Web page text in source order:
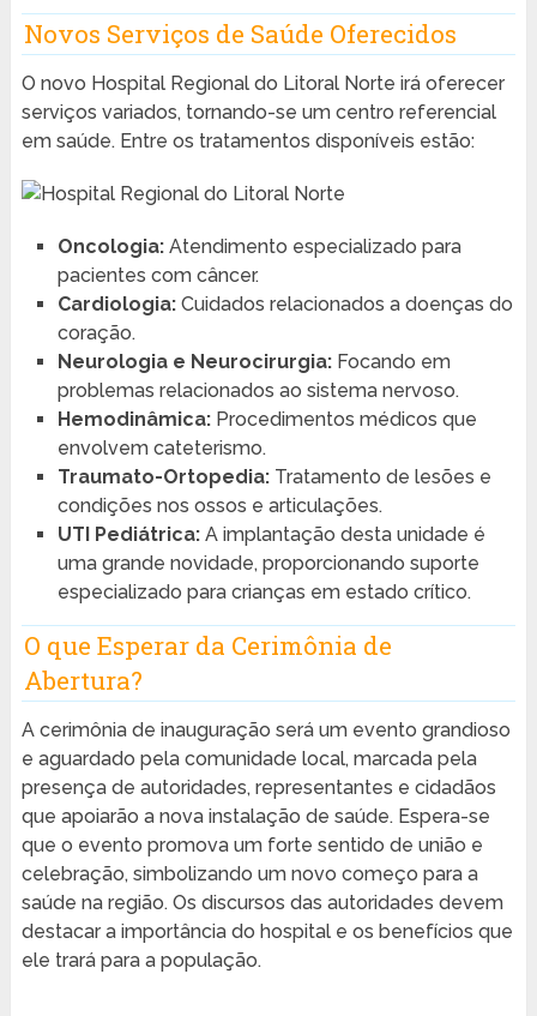
Novos Serviços de Saúde Oferecidos
O novo Hospital Regional do Litoral Norte irá oferecer
serviços variados, tornando-se um centro referencial
em saúde. Entre os tratamentos disponíveis estão:
Oncologia:Atendimento especializado para
pacientes com câncer.
Cardiologia:Cuidados relacionados a doenças do
coração.
Neurologia e Neurocirurgia:Focando em
problemas relacionados ao sistema nervoso.
Hemodinâmica:Procedimentos médicos que
envolvem cateterismo.
Traumato-Ortopedia:Tratamento de lesões e
condições nos ossos e articulações.
UTI Pediátrica:A implantação desta unidade é
uma grande novidade, proporcionando suporte
especializado para crianças em estado crítico.
O que Esperar da Cerimônia de
Abertura?
A cerimônia de inauguração será um evento grandioso
e aguardado pela comunidade local, marcada pela
presença de autoridades, representantes e cidadãos
que apoiarão a nova instalação de saúde. Espera-se
que o evento promova um forte sentido de união e
celebração, simbolizando um novo começo para a
saúde na região. Os discursos das autoridades devem
destacar a importância do hospital e os benefícios que
ele trará para a população.